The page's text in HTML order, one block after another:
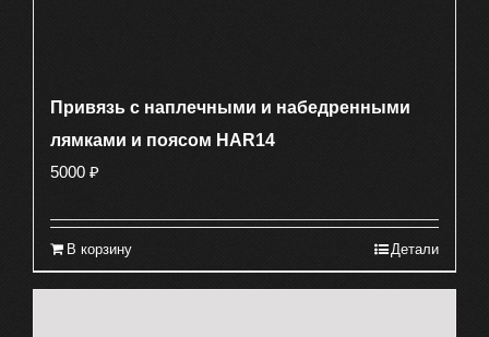
Привязь с наплечными и набедренными
лямками и поясом HAR14
5000 ₽
В корзину Детали